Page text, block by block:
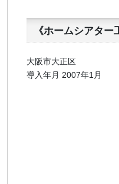
《ホームシアター
大阪市大正区
導入年月 2007年1月